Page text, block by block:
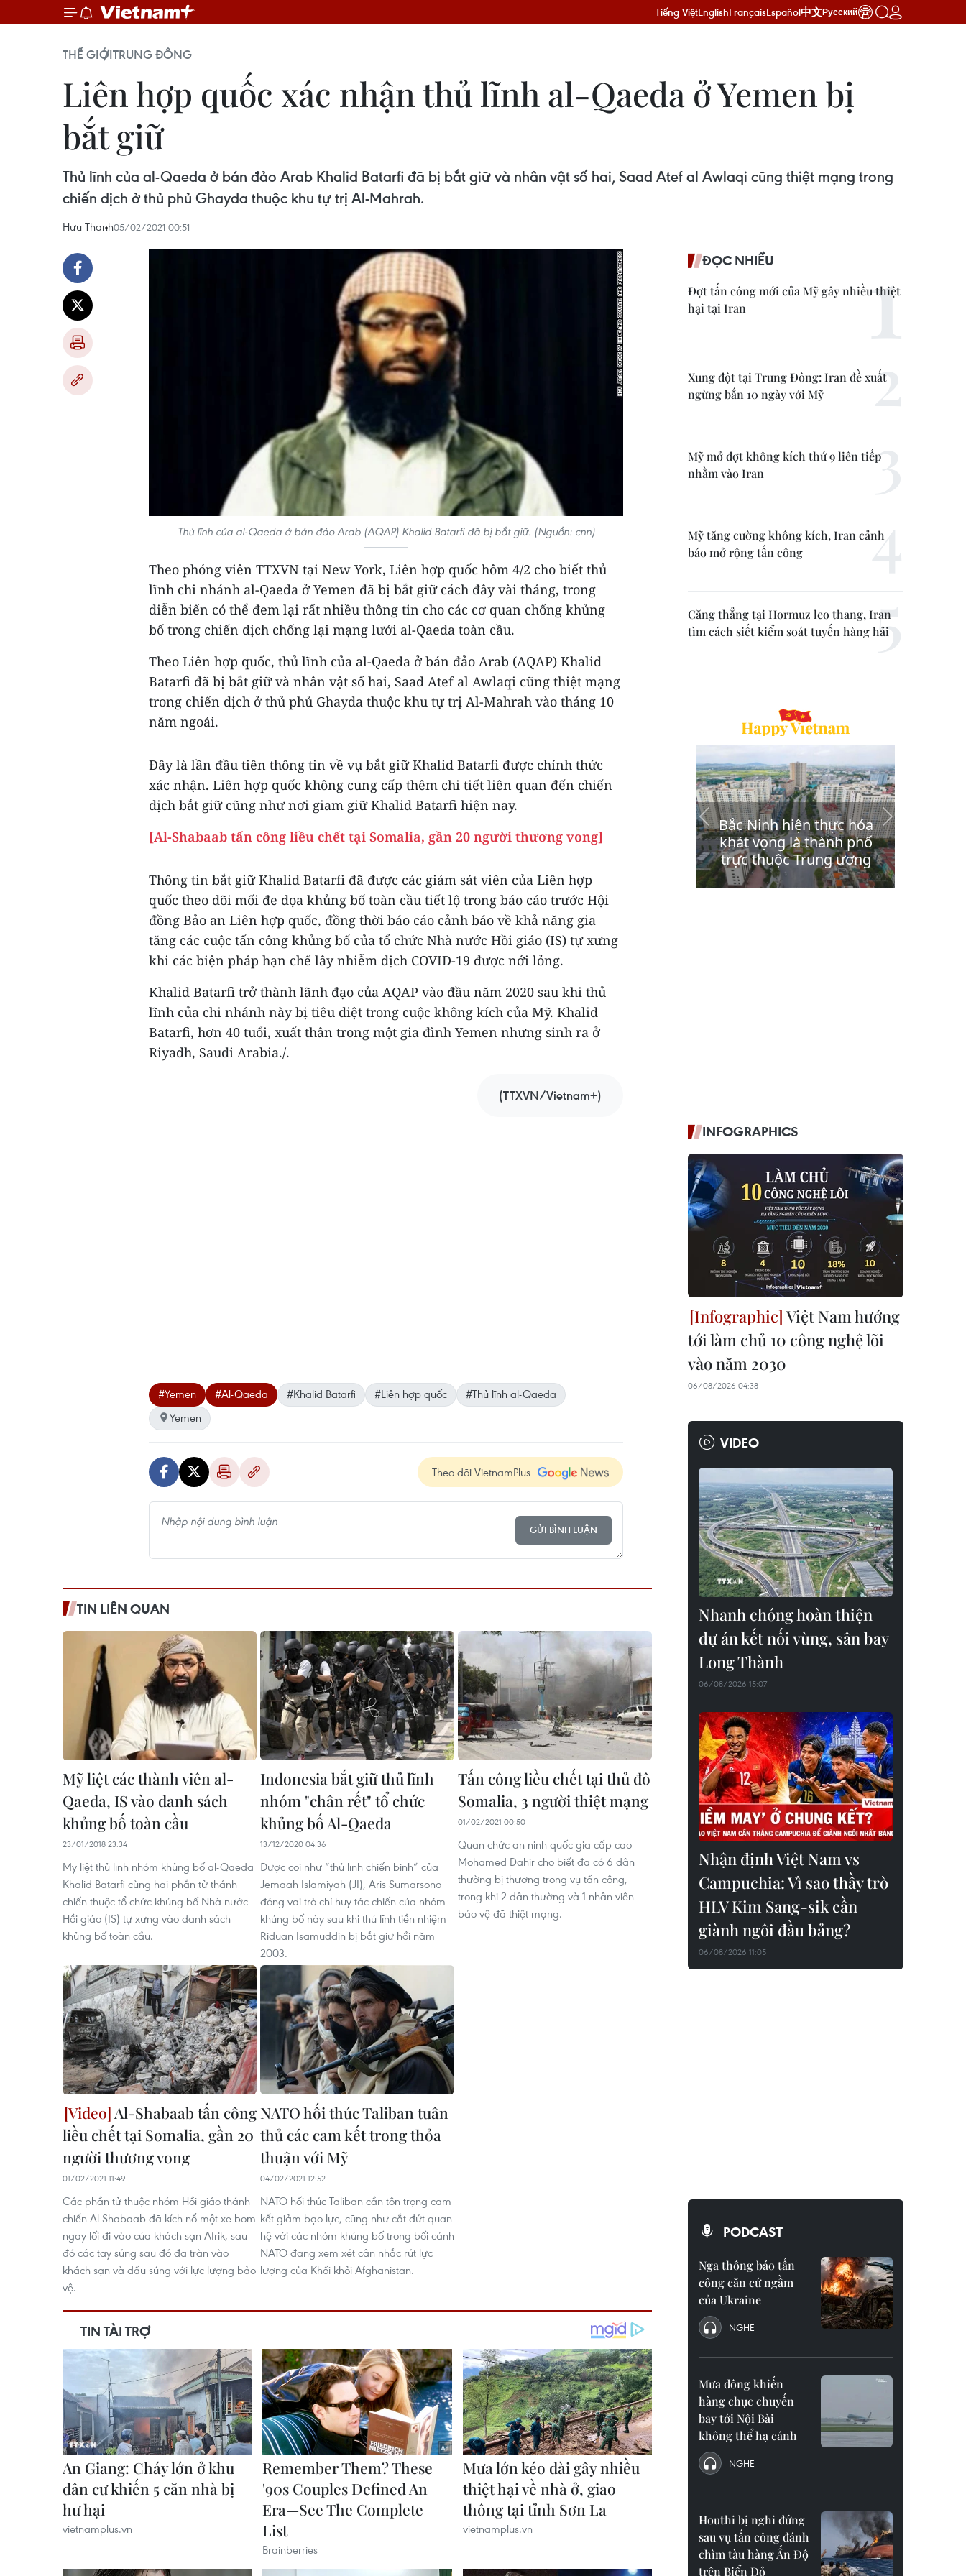
Tiếng ViệtEnglishFrançaisEspañol中文Русский
THẾ GIỚITRUNG ĐÔNG
Liên hợp quốc xác nhận thủ lĩnh al-Qaeda ở Yemen bị
bắt giữ
Thủ lĩnh của al-Qaeda ở bán đảo Arab Khalid Batarfi đã bị bắt giữ và nhân vật số hai, Saad Atef al Awlaqi cũng thiệt mạng trong
chiến dịch ở thủ phủ Ghayda thuộc khu tự trị Al-Mahrah.
Hữu Thanh05/02/2021 00:51
Thủ lĩnh của al-Qaeda ở bán đảo Arab (AQAP) Khalid Batarfi đã bị bắt giữ. (Nguồn: cnn)
Theo phóng viên TTXVN tại New York, Liên hợp quốc hôm 4/2 cho biết thủ
lĩnh chi nhánh al-Qaeda ở Yemen đã bị bắt giữ cách đây vài tháng, trong
diễn biến có thể đem lại rất nhiều thông tin cho các cơ quan chống khủng
bố trong chiến dịch chống lại mạng lưới al-Qaeda toàn cầu.
Theo Liên hợp quốc, thủ lĩnh của al-Qaeda ở bán đảo Arab (AQAP) Khalid
Batarfi đã bị bắt giữ và nhân vật số hai, Saad Atef al Awlaqi cũng thiệt mạng
trong chiến dịch ở thủ phủ Ghayda thuộc khu tự trị Al-Mahrah vào tháng 10
năm ngoái.
Đây là lần đầu tiên thông tin về vụ bắt giữ Khalid Batarfi được chính thức
xác nhận. Liên hợp quốc không cung cấp thêm chi tiết liên quan đến chiến
dịch bắt giữ cũng như nơi giam giữ Khalid Batarfi hiện nay.
[Al-Shabaab tấn công liều chết tại Somalia, gần 20 người thương vong]
Thông tin bắt giữ Khalid Batarfi đã được các giám sát viên của Liên hợp
quốc theo dõi mối đe dọa khủng bố toàn cầu tiết lộ trong báo cáo trước Hội
đồng Bảo an Liên hợp quốc, đồng thời báo cáo cảnh báo về khả năng gia
tăng các cuộc tấn công khủng bố của tổ chức Nhà nước Hồi giáo (IS) tự xưng
khi các biện pháp hạn chế lây nhiễm dịch COVID-19 được nới lỏng.
Khalid Batarfi trở thành lãnh đạo của AQAP vào đầu năm 2020 sau khi thủ
lĩnh của chi nhánh này bị tiêu diệt trong cuộc không kích của Mỹ. Khalid
Batarfi, hơn 40 tuổi, xuất thân trong một gia đình Yemen nhưng sinh ra ở
Riyadh, Saudi Arabia./.
(TTXVN/Vietnam+)
#Yemen #Al-Qaeda #Khalid Batarfi #Liên hợp quốc
#Thủ lĩnh al-Qaeda
Yemen
Theo dõi VietnamPlus
GỬI BÌNH LUẬN
TIN LIÊN QUAN
Mỹ liệt các thành viên al-
Qaeda, IS vào danh sách
khủng bố toàn cầu
23/01/2018 23:34
Mỹ liệt thủ lĩnh nhóm khủng bố al-Qaeda
Khalid Batarfi cùng hai phần tử thánh
chiến thuộc tổ chức khủng bố Nhà nước
Hồi giáo (IS) tự xưng vào danh sách
khủng bố toàn cầu.
Indonesia bắt giữ thủ lĩnh
nhóm "chân rết" tổ chức
khủng bố Al-Qaeda
13/12/2020 04:36
Được coi như “thủ lĩnh chiến binh” của
Jemaah Islamiyah (JI), Aris Sumarsono
đóng vai trò chỉ huy tác chiến của nhóm
khủng bố này sau khi thủ lĩnh tiền nhiệm
Riduan Isamuddin bị bắt giữ hồi năm
2003.
Tấn công liều chết tại thủ đô
Somalia, 3 người thiệt mạng
01/02/2021 00:50
Quan chức an ninh quốc gia cấp cao
Mohamed Dahir cho biết đã có 6 dân
thường bị thương trong vụ tấn công,
trong khi 2 dân thường và 1 nhân viên
bảo vệ đã thiệt mạng.
Al-Shabaab tấn công
liều chết tại Somalia, gần 20
người thương vong
01/02/2021 11:49
Các phần tử thuộc nhóm Hồi giáo thánh
chiến Al-Shabaab đã kích nổ một xe bom
ngay lối đi vào của khách sạn Afrik, sau
đó các tay súng sau đó đã tràn vào
khách sạn và đấu súng với lực lượng bảo
vệ.
NATO hối thúc Taliban tuân
thủ các cam kết trong thỏa
thuận với Mỹ
04/02/2021 12:52
NATO hối thúc Taliban cần tôn trọng cam
kết giảm bạo lực, cũng như cắt đứt quan
hệ với các nhóm khủng bố trong bối cảnh
NATO đang xem xét cân nhắc rút lực
lượng của Khối khỏi Afghanistan.
ĐỌC NHIỀU
Đợt tấn công mới của Mỹ gây nhiều thiệt
hại tại Iran
Xung đột tại Trung Đông: Iran đề xuất
ngừng bắn 10 ngày với Mỹ
Mỹ mở đợt không kích thứ 9 liên tiếp
nhằm vào Iran
Mỹ tăng cường không kích, Iran cảnh
báo mở rộng tấn công
Căng thẳng tại Hormuz leo thang, Iran
tìm cách siết kiểm soát tuyến hàng hải
INFOGRAPHICS
Việt Nam hướng
tới làm chủ 10 công nghệ lõi
vào năm 2030
06/08/2026 04:38
VIDEO
Nhanh chóng hoàn thiện
dự án kết nối vùng, sân bay
Long Thành
06/08/2026 15:07
Nhận định Việt Nam vs
Campuchia: Vì sao thầy trò
HLV Kim Sang-sik cần
giành ngôi đầu bảng?
06/08/2026 11:05
PODCAST
Nga thông báo tấn
công căn cứ ngầm
của Ukraine
NGHE
Mưa dông khiến
hàng chục chuyến
bay tới Nội Bài
không thể hạ cánh
NGHE
Houthi bị nghi đứng
sau vụ tấn công đánh
chìm tàu hàng Ấn Độ
trên Biển Đỏ